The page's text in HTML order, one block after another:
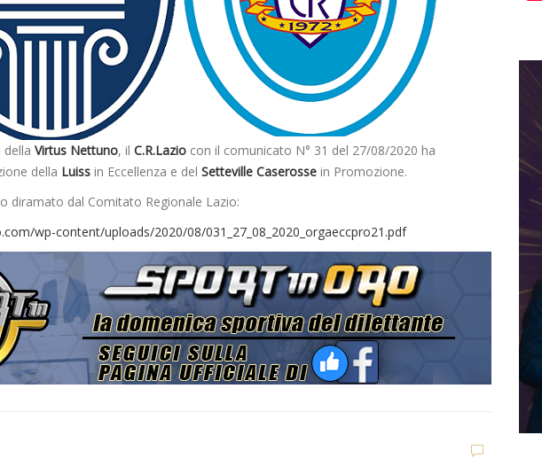
della Virtus Nettuno, il C.R.Lazio con il comunicato N° 31 del 27/08/2020 ha
della Luiss in Eccellenza e del Setteville Caserosse in Promozione.
diramato dal Comitato Regionale Lazio:
wp-content/uploads/2020/08/031_27_08_2020_orgaeccpro21.pdf